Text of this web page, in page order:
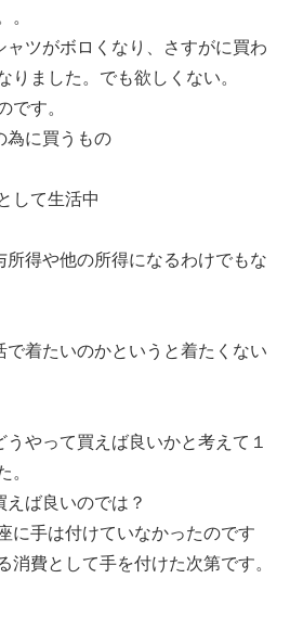
。
ツがボロくなり、さすがに買わ
りました。でも欲しくない。
です。
に買うもの
して生活中
得や他の所得になるわけでもな
着たいのかというと着たくない
やって買えば良いかと考えて１
。
ば良いのでは？
に手は付けていなかったのです
消費として手を付けた次第です。